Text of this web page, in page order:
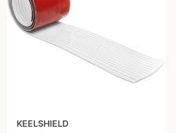
KEELSHIELD